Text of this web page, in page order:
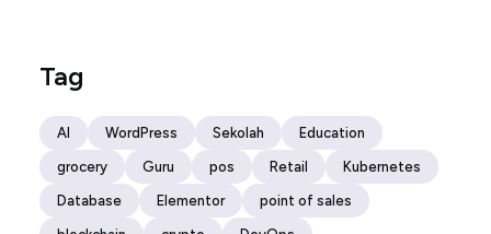
Tag
AI WordPress Sekolah Education
grocery Guru pos Retail Kubernetes
Database Elementor point of sales